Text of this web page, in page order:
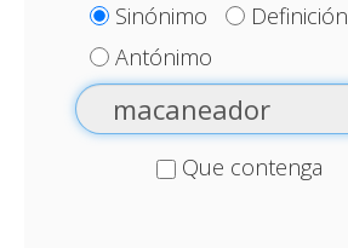
Sinónimo
Definición
Antónimo
Que contenga